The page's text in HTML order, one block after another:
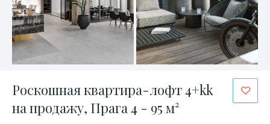
Роскошная квартира-лофт 4+kk
на продажу, Прага 4 - 95 м²